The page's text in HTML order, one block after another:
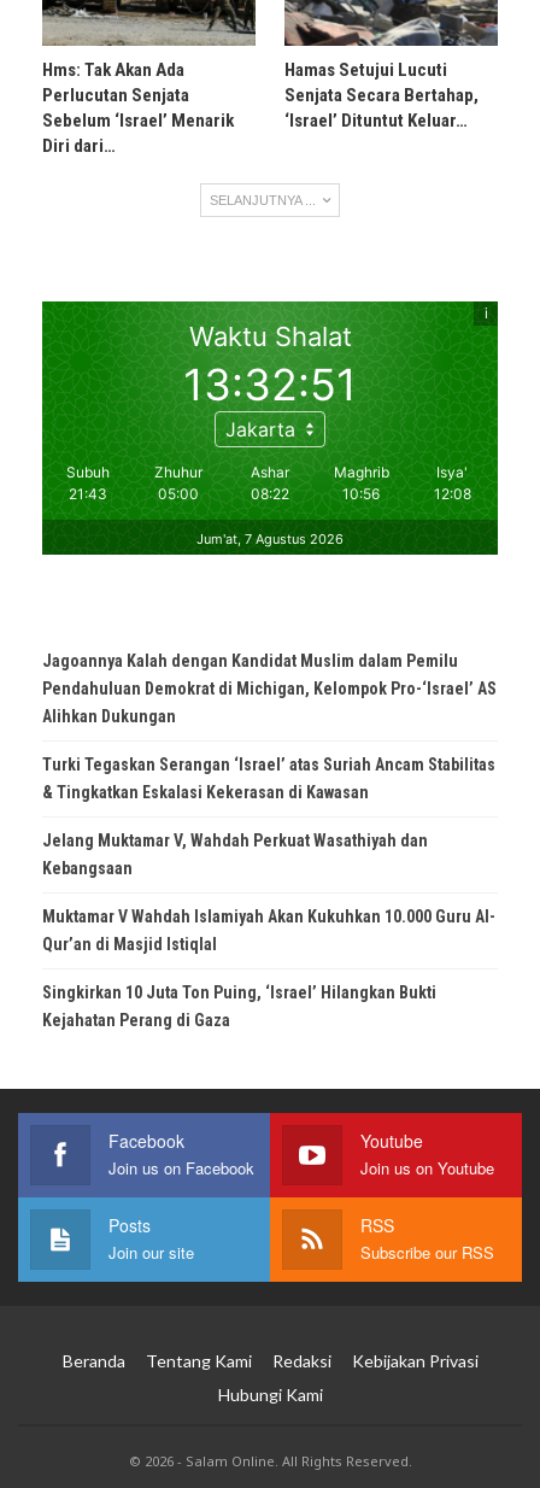
Hms: Tak Akan Ada
Perlucutan Senjata
Sebelum ‘Israel’ Menarik
Diri dari…
Hamas Setujui Lucuti
Senjata Secara Bertahap,
‘Israel’ Dituntut Keluar…
SELANJUTNYA ...
Jagoannya Kalah dengan Kandidat Muslim dalam Pemilu
Pendahuluan Demokrat di Michigan, Kelompok Pro-‘Israel’ AS
Alihkan Dukungan
Turki Tegaskan Serangan ‘Israel’ atas Suriah Ancam Stabilitas
& Tingkatkan Eskalasi Kekerasan di Kawasan
Jelang Muktamar V, Wahdah Perkuat Wasathiyah dan
Kebangsaan
Muktamar V Wahdah Islamiyah Akan Kukuhkan 10.000 Guru Al-
Qur’an di Masjid Istiqlal
Singkirkan 10 Juta Ton Puing, ‘Israel’ Hilangkan Bukti
Kejahatan Perang di Gaza
Facebook
Join us on Facebook
Youtube
Join us on Youtube
Posts
Join our site
RSS
Subscribe our RSS
Beranda Tentang Kami Redaksi
Kebijakan Privasi
Hubungi Kami
© 2026 - Salam Online. All Rights Reserved.